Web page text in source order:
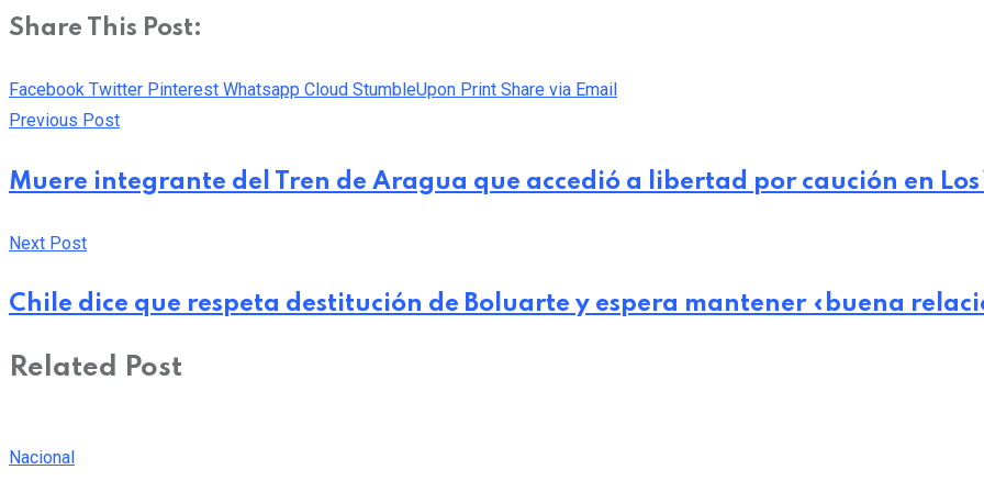
Share This Post:
Facebook Twitter Pinterest Whatsapp Cloud StumbleUpon Print Share via Email
Previous Post
Muere integrante del Tren de Aragua que accedió a libertad por caución en Los
Next Post
Chile dice que respeta destitución de Boluarte y espera mantener «buena
Related Post
Nacional